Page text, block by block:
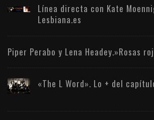
Línea directa con Kate
Lesbiana.es
Piper Perabo y Lena Headey.»Rosas
«The L Word». Lo + del